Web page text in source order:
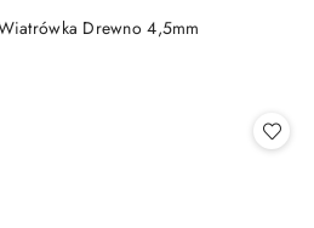
Drewno 4,5mm